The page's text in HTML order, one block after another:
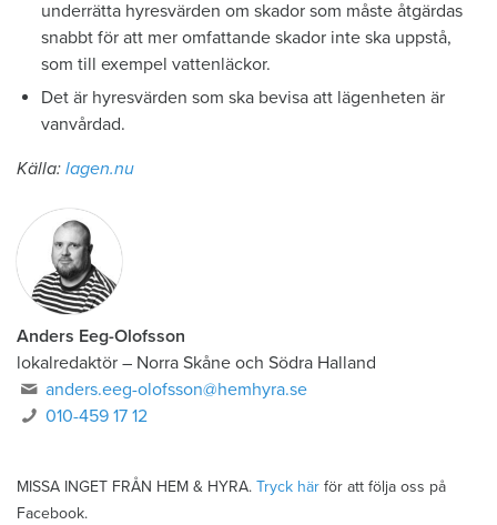
underrätta hyresvärden om skador som måste åtgärdas
snabbt för att mer omfattande skador inte ska uppstå,
som till exempel vattenläckor.
Det är hyresvärden som ska bevisa att lägenheten är
vanvårdad.
Källa: lagen.nu
Anders Eeg-Olofsson
lokalredaktör – Norra Skåne och Södra Halland
anders.eeg-olofsson@hemhyra.se
010-459 17 12
MISSA INGET FRÅN HEM & HYRA. Tryck här för att följa oss på
Facebook.